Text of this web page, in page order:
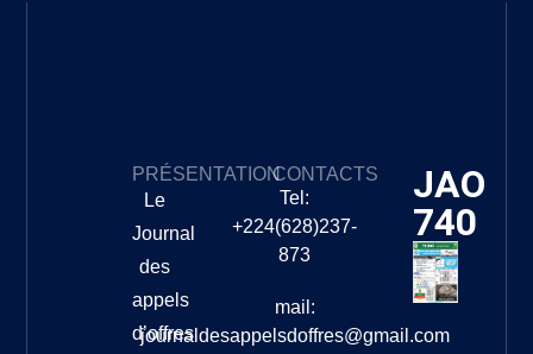
PRÉSENTATION
Le
Journal
des
appels
d’offres
CONTACTS
Tel:
+224(628)237-
873
mail:
journaldesappelsdoffres@gmail.com
JAO
740